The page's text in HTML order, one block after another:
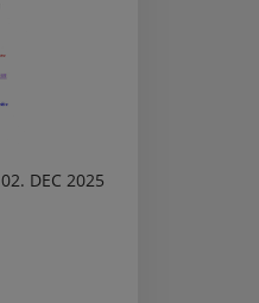
02. DEC 2025